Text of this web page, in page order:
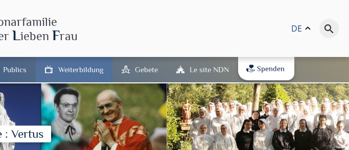
Lieben Frau
DE keyboard_arrow_up search
Publics Weiterbildung Gebete Le site NDN Spenden
: Vertus